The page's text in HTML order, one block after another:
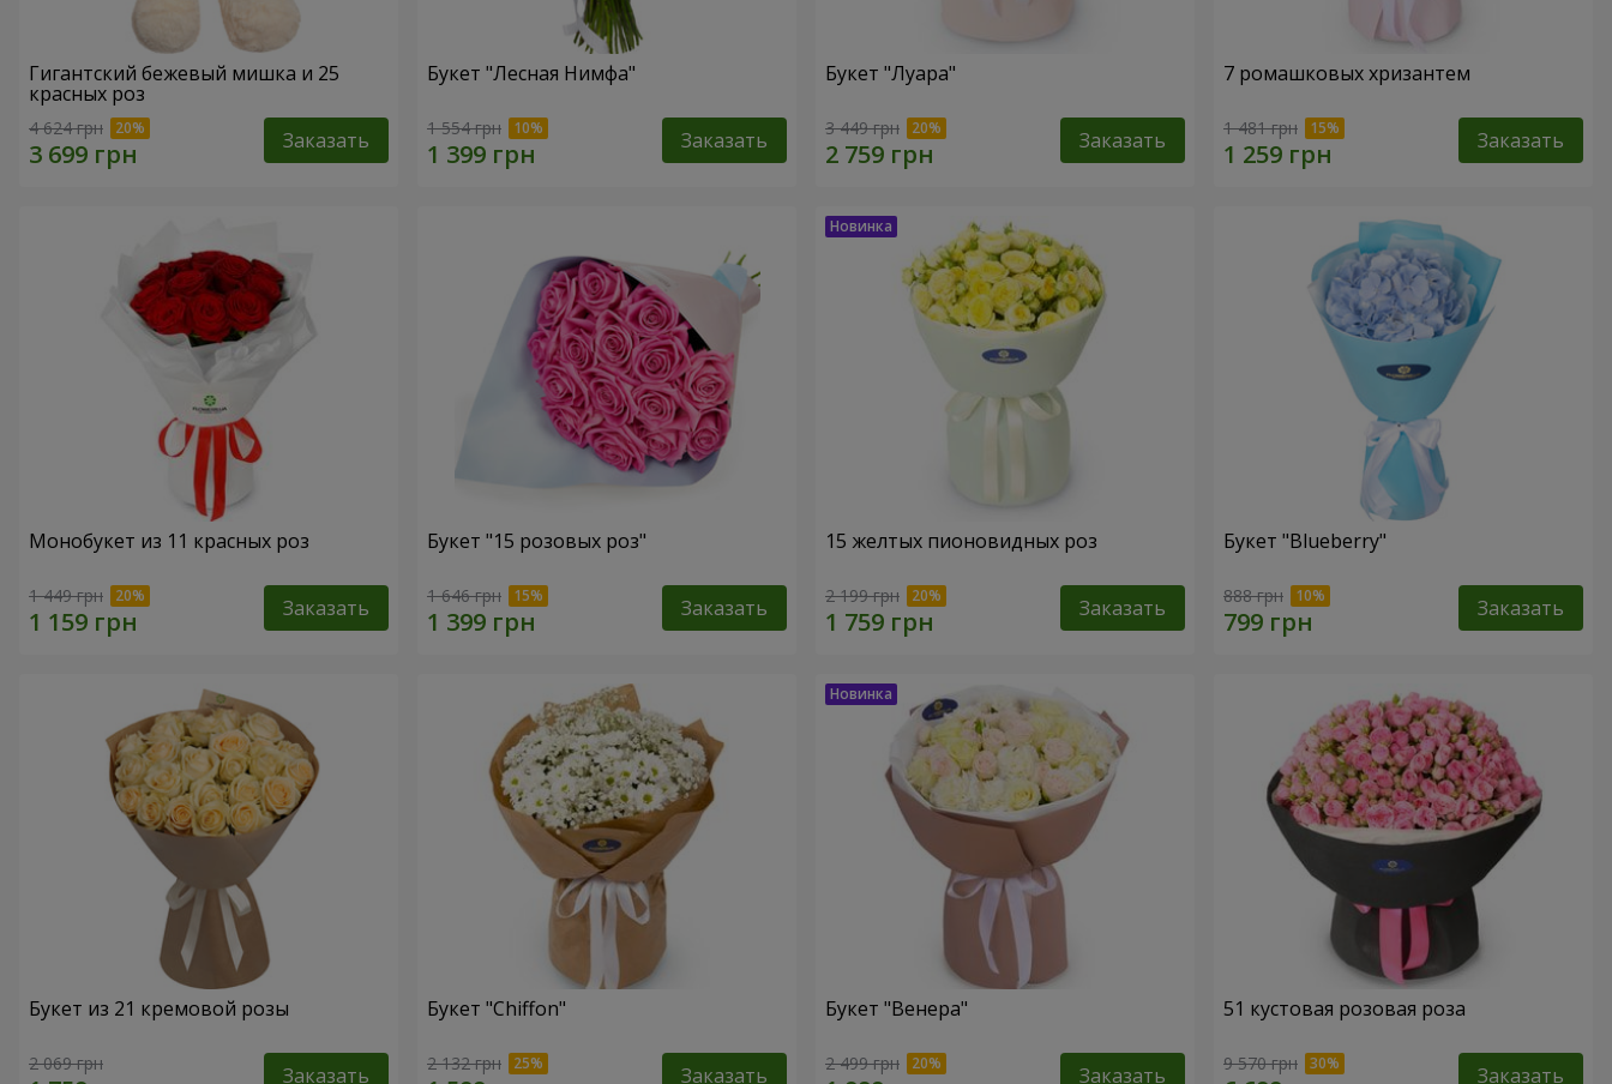
Гигантский бежевый мишка и 25
красных роз
4 624 грн Заказать
Букет "Лесная Нимфа"
1 554 грн Заказать
Букет "Луара"
3 449 грн Заказать
7 ромашковых хризантем
1 481 грн Заказать
Монобукет из 11 красных роз
1 449 грн Заказать
Букет "15 розовых роз"
1 646 грн Заказать
15 желтых пионовидных роз
2 199 грн Заказать
Букет "Blueberry"
888 грн Заказать
Букет из 21 кремовой розы
2 069 грн Заказать
Букет "Chiffon"
2 132 грн Заказать
Букет "Венера"
2 499 грн Заказать
51 кустовая розовая роза
9 570 грн Заказать